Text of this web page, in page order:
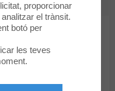
proporcionar
el trànsit.
botó per
les teves